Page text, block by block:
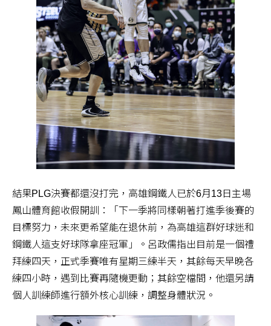
結果PLG決賽都還沒打完，高雄鋼鐵人已於6月13日主場
鳳山體育館收假開訓：「下一季將同樣朝著打進季後賽的
目標努力，未來更希望能在退休前，為高雄這群好球迷和
鋼鐵人這支好球隊拿座冠軍」。呂政儒指出目前是一個禮
拜練四天，正式季賽唯有星期三練半天，其餘每天早晚各
練四小時，遇到比賽再隨機更動；其餘空檔間，他還另請
個人訓練師進行額外核心訓練，調整身體狀況。